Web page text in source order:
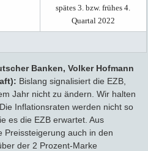
spätes 3. bzw. frühes 4.
Quartal 2022
Banken, Volker Hofmann
Bislang signalisiert die EZB,
Jahr nicht zu ändern. Wir halten
Inflationsraten werden nicht so
es die EZB erwartet. Aus
Preissteigerung auch in den
der 2 Prozent-Marke